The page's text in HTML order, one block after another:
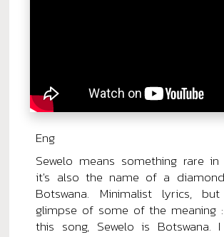
Eng
Sewelo means something rare in
it's also the name of a
Botswana. Minimalist lyrics,
glimpse of some of the meaning
this song, Sewelo is Botswana.